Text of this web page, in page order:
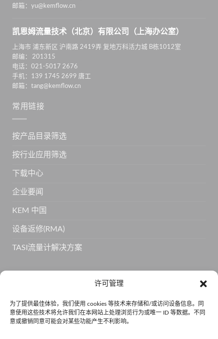
许可管理
为了提供最佳体验，我们使用 cookies 等技术来存储和/或访问设备信息。同
意使用这些技术将允许我们在本网站上处理浏览行为或唯一 ID 等数据。不同
意或撤销同意可能会对某些功能产生不利影响。
邮箱：yu@kemflow.cn
凯恩姆流量技术（北京）有限公司（上海办公室）
上海市 浦东新区 沪南路 2419弄 复地万科活力城 B栋1012室
邮编： 201315
电话：021-5017 2676
手机：139 1745 2699 唐工
邮箱：tang@kemflow.cn
常用链接
按产品目录筛选
按行业应用筛选
下载中心
企业要闻
KEM 中国
设备返修(RMA)
TASI流量计解决方案
订阅 KEM 获取更多产品信息